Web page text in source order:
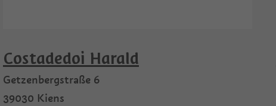
Costadedoi Harald
Getzenbergstraße 6
39030 Kiens